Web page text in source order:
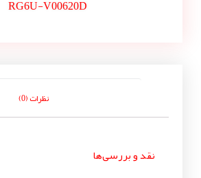
RG6U-V00620D
نظرات (0)
نقد و بررسی‌ها